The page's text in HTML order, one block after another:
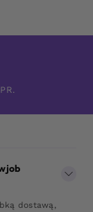
dostawą,